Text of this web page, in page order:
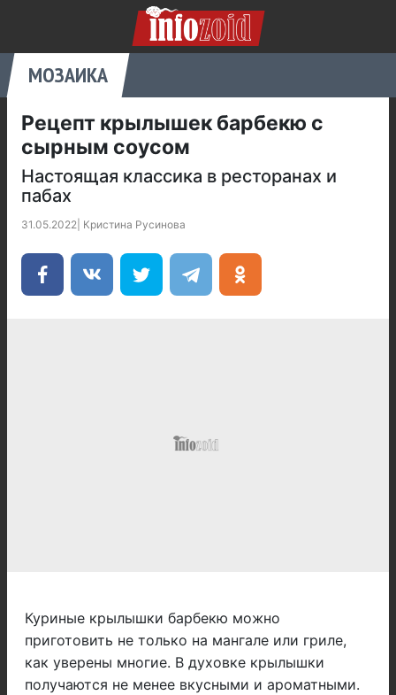
МОЗАИКА
Рецепт крылышек барбекю с
сырным соусом
Настоящая классика в ресторанах и
пабах
31.05.2022 Кристина Русинова
Куриные крылышки барбекю можно
приготовить не только на мангале или гриле,
как уверены многие. В духовке крылышки
получаются не менее вкусными и ароматными.